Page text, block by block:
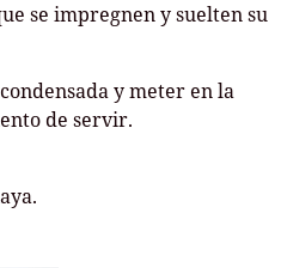
se impregnen y suelten su
y meter en la
de servir.